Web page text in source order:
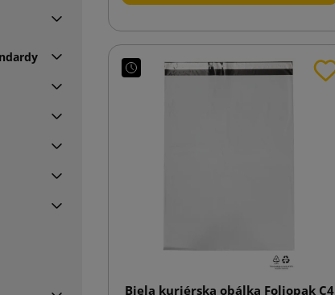
Biela kuriérska obálka Foliopak C4